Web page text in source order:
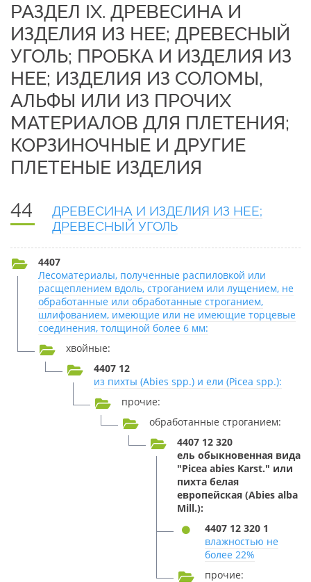
РАЗДЕЛ IX. ДРЕВЕСИНА И
ИЗДЕЛИЯ ИЗ НЕЕ; ДРЕВЕСНЫЙ
УГОЛЬ; ПРОБКА И ИЗДЕЛИЯ ИЗ
НЕЕ; ИЗДЕЛИЯ ИЗ СОЛОМЫ,
АЛЬФЫ ИЛИ ИЗ ПРОЧИХ
МАТЕРИАЛОВ ДЛЯ ПЛЕТЕНИЯ;
КОРЗИНОЧНЫЕ И ДРУГИЕ
ПЛЕТЕНЫЕ ИЗДЕЛИЯ
44
ДРЕВЕСИНА И ИЗДЕЛИЯ ИЗ НЕЕ;
ДРЕВЕСНЫЙ УГОЛЬ
4407
Лесоматериалы, полученные распиловкой или
расщеплением вдоль, строганием или лущением, не
обработанные или обработанные строганием,
шлифованием, имеющие или не имеющие торцевые
соединения, толщиной более 6 мм:
хвойные:
4407 12
из пихты (Abies spp.) и ели (Picea spp.):
прочие:
обработанные строганием:
4407 12 320
ель обыкновенная вида
"Picea abies Karst." или
пихта белая
европейская (Abies alba
Mill.):
4407 12 320 1
влажностью не
более 22%
прочие: